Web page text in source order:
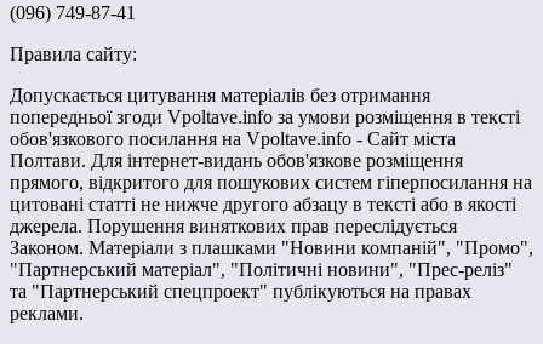
(096) 749-87-41
Правила сайту:
Допускається цитування матеріалів без отримання
попередньої згоди Vpoltave.info за умови розміщення в тексті
обов'язкового посилання на Vpoltave.info - Сайт міста
Полтави. Для інтернет-видань обов'язкове розміщення
прямого, відкритого для пошукових систем гіперпосилання на
цитовані статті не нижче другого абзацу в тексті або в якості
джерела. Порушення виняткових прав переслідується
Законом. Матеріали з плашками "Новини компаній", "Промо",
"Партнерський матеріал", "Політичні новини", "Прес-реліз"
та "Партнерський спецпроект" публікуються на правах
реклами.